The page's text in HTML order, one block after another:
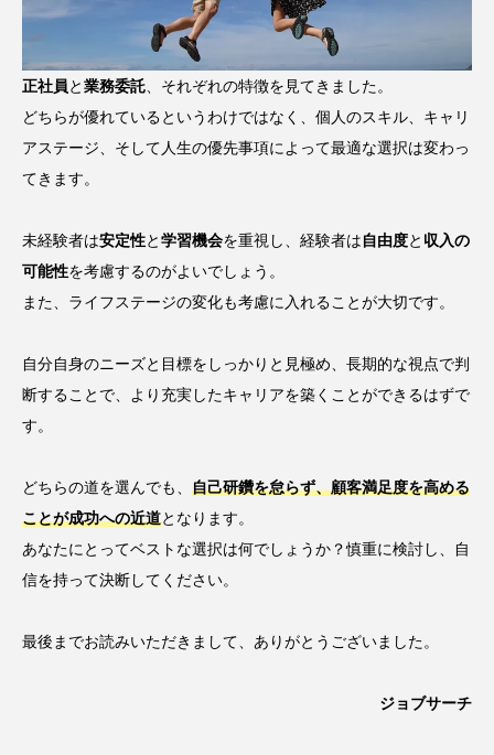
正社員と業務委託、それぞれの特徴を見てきました。
どちらが優れているというわけではなく、個人のスキル、キャリ
アステージ、そして人生の優先事項によって最適な選択は変わっ
てきます。
未経験者は安定性と学習機会を重視し、経験者は自由度と 収入の
可能性を考慮するのがよいでしょう。
また、ライフステージの変化も考慮に入れることが大切です。
自分自身のニーズと目標をしっかりと見極め、長期的な視点で判
断することで、より充実したキャリアを築くことができるはずで
す。
どちらの道を選んでも、 自己研鑽を怠らず、顧客満足度を高める
ことが成功への近道となります。
あなたにとってベストな選択は何でしょうか？慎重に検討し、自
信を持って決断してください。
最後までお読みいただきまして、ありがとうございました。
ジョブサーチ